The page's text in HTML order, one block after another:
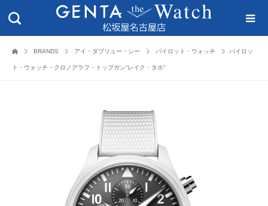
BRANDS アイ・ダブリュー・シー パイロット・ウォッチ パイロッ
ト・ウォッチ・クロノグラフ・トップガン“レイク・タホ”